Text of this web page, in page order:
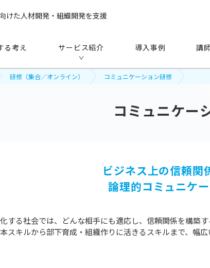
けた人材開発・組織開発を支援
る考え サービス紹介
研修（講師派遣）
eラーニング
通信教育
公
映
コ
導入事例 講
研修（集合／オンライン） コミュニケーション研修
コミュニケー
ビジネス上の信頼関
論理的コミュニケ
する社会では、どんな相手にも適応し、信頼関係を構築
スキルから部下育成・組織作りに活きるスキルまで、幅